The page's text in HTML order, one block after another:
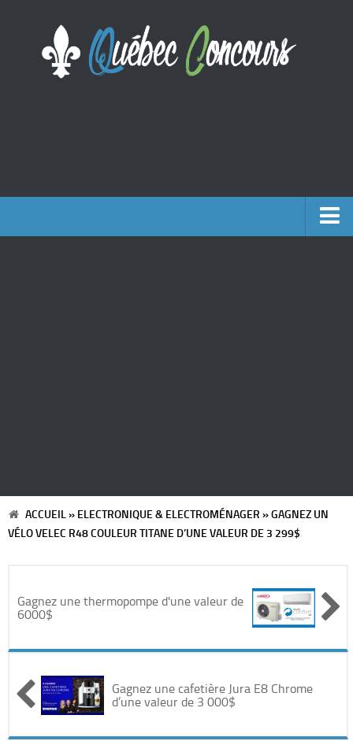
Beauté & Santé
Concerts & Spectacles
Restaurants
ACCUEIL» ELECTRONIQUE & ELECTROMÉNAGER »GAGNEZ UN
VÉLO VELEC R48 COULEUR TITANE D’UNE VALEUR DE 3 299$
Gagnez une thermopompe d'une valeur de
6000$
Gagnez une cafetière Jura E8 Chrome
d’une valeur de 3 000$